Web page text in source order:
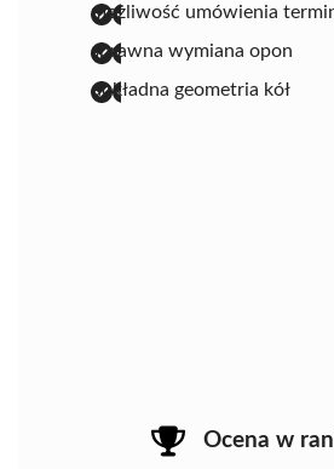
możliwość umówienia
sprawna wymiana opon
dokładna geometria kół
Ocena w